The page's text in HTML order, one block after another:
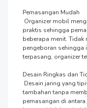
Pemasangan Mudah
praktis sehingga
beberapa menit.
pengeboran sehingga
terpasang, organizer
Desain Ringkas dan
tambahan tanpa
pemasangan di